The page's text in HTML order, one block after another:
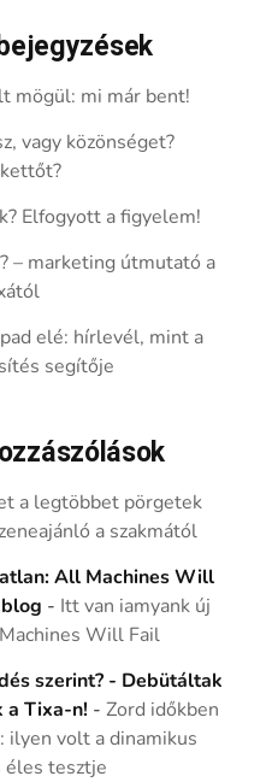
mögül: mi már bent!
vagy közönséget?
Elfogyott a figyelem!
– marketing útmutató a
elé: hírlevél, mint a
segítője
a legtöbbet pörgetek
a szakmától
All Machines Will
- Itt van iamyank új
Will Fail
szerint? - Debütáltak
a Tixa-n! -Zord időkben
ilyen volt a dinamikus
éles tesztje